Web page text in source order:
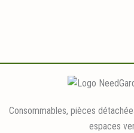
Consommables, pièces
espaces